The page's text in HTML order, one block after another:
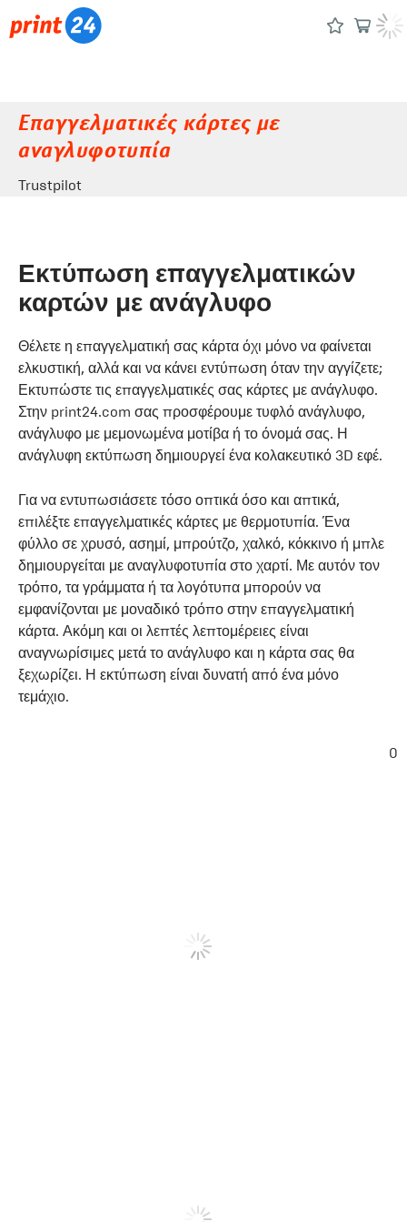
Επαγγελματικές κάρτες με
αναγλυφοτυπία
Trustpilot
Εκτύπωση επαγγελματικών
καρτών με ανάγλυφο
Θέλετε η επαγγελματική σας κάρτα όχι μόνο να φαίνεται
ελκυστική, αλλά και να κάνει εντύπωση όταν την αγγίζετε;
Εκτυπώστε τις επαγγελματικές σας κάρτες με ανάγλυφο.
Στην print24.com σας προσφέρουμε τυφλό ανάγλυφο,
ανάγλυφο με μεμονωμένα μοτίβα ή το όνομά σας. Η
ανάγλυφη εκτύπωση δημιουργεί ένα κολακευτικό 3D εφέ.
Για να εντυπωσιάσετε τόσο οπτικά όσο και απτικά,
επιλέξτε επαγγελματικές κάρτες με θερμοτυπία. Ένα
φύλλο σε χρυσό, ασημί, μπρούτζο, χαλκό, κόκκινο ή μπλε
δημιουργείται με αναγλυφοτυπία στο χαρτί. Με αυτόν τον
τρόπο, τα γράμματα ή τα λογότυπα μπορούν να
εμφανίζονται με μοναδικό τρόπο στην επαγγελματική
κάρτα. Ακόμη και οι λεπτές λεπτομέρειες είναι
αναγνωρίσιμες μετά το ανάγλυφο και η κάρτα σας θα
ξεχωρίζει. Η εκτύπωση είναι δυνατή από ένα μόνο
τεμάχιο.
0